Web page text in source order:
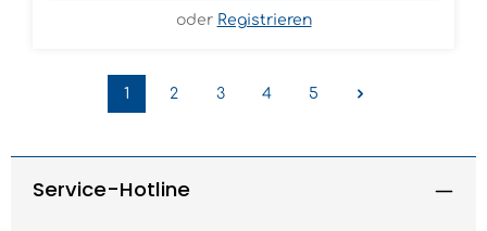
oder Registrieren
Seite
1
Seite
2
Seite
3
Seite
4
Seite
5
Service-Hotline